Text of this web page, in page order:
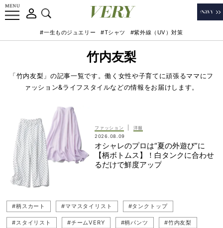
#一生ものジュエリー #Tシャツ #紫外線（UV）対策
竹内友梨
「竹内友梨」の記事一覧です。働く女性や子育てに頑張るママにフ
ァッション&ライフスタイルなどの情報をお届けします。
ファッション
洋服
2026.08.09
オシャレのプロは“夏の外遊び”に
【柄ボトムス】！白タンクに合わせ
るだけで鮮度アップ
#柄スカート #ママスタイリスト #タンクトップ
#スタイリスト #チームVERY #柄パンツ #竹内友梨